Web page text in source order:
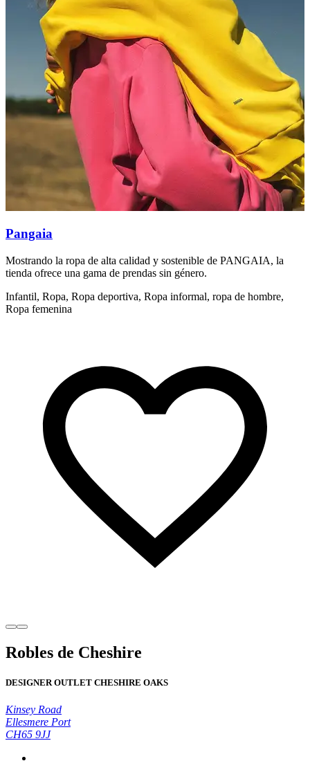
Pangaia
Mostrando la ropa de alta calidad y sostenible de PANGAIA, la
tienda ofrece una gama de prendas sin género.
Infantil, Ropa, Ropa deportiva, Ropa informal, ropa de hombre,
Ropa femenina
Robles de Cheshire
DESIGNER OUTLET CHESHIRE OAKS
Kinsey Road
Ellesmere Port
CH65 9JJ